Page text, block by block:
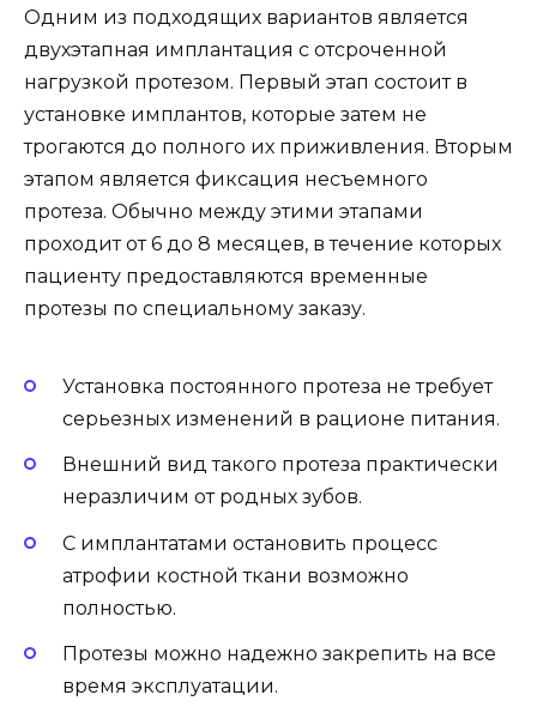
Одним из подходящих вариантов является
двухэтапная имплантация с отсроченной
нагрузкой протезом. Первый этап состоит в
установке имплантов, которые затем не
трогаются до полного их приживления. Вторым
этапом является фиксация несъемного
протеза. Обычно между этими этапами
проходит от 6 до 8 месяцев, в течение которых
пациенту предоставляются временные
протезы по специальному заказу.
Установка постоянного протеза не требует
серьезных изменений в рационе питания.
Внешний вид такого протеза практически
неразличим от родных зубов.
С имплантатами остановить процесс
атрофии костной ткани возможно
полностью.
Протезы можно надежно закрепить на все
время эксплуатации.